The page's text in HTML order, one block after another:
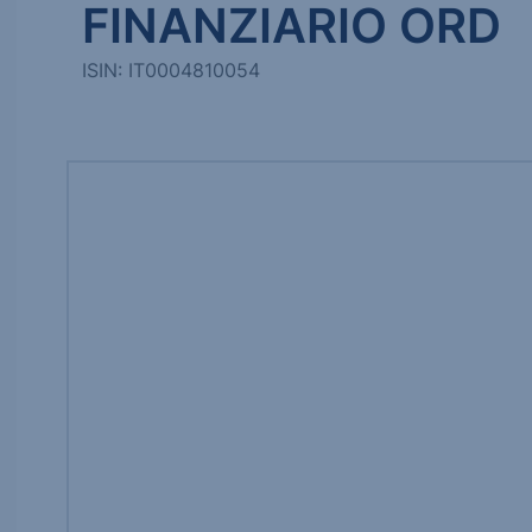
FINANZIARIO ORD
ISIN: IT0004810054